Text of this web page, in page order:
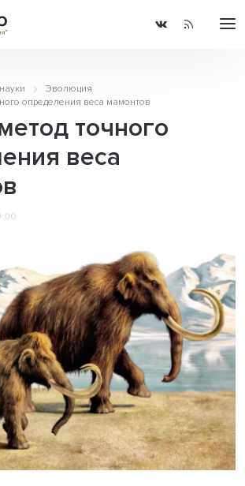
Эволюция
определения веса мамонтов
точного
веса